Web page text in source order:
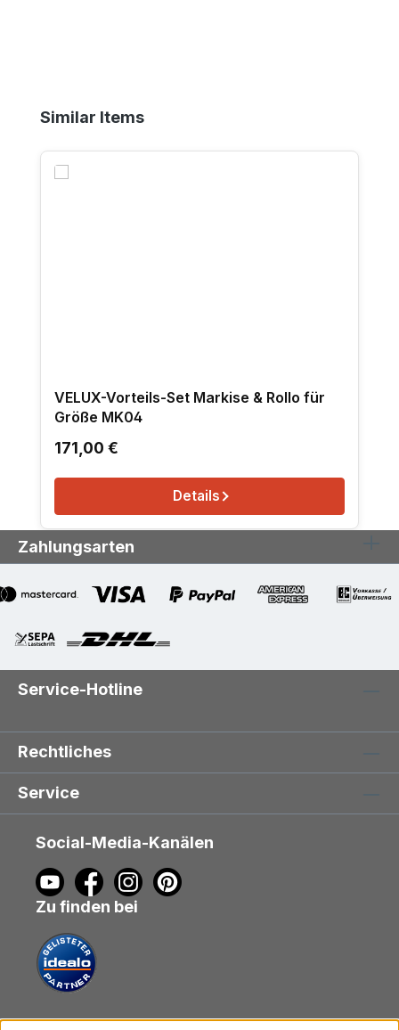
Produktgalerie überspringen
Similar Items
VELUX-Vorteils-Set Markise & Rollo für
Größe MK04
Regulärer Preis:
171,00 €
Details
Zahlungsarten
Service-Hotline
Rechtliches
Service
Social-Media-Kanälen
Zu finden bei